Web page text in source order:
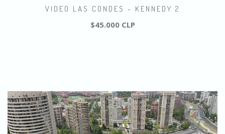
VIDEO LAS CONDES - KENNEDY 2
$45.000 CLP